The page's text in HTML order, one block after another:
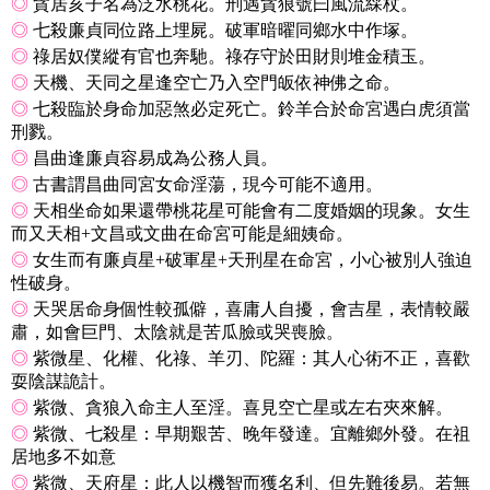
◎ 七殺廉貞同位路上埋屍。破軍暗曜同鄉水中作塚。
◎ 祿居奴僕縱有官也奔馳。祿存守於田財則堆金積玉。
◎ 天機、天同之星逢空亡乃入空門皈依神佛之命。
◎ 七殺臨於身命加惡煞必定死亡。鈴羊合於命宮遇白虎須當
刑戮。
◎ 昌曲逢廉貞容易成為公務人員。
◎ 古書謂昌曲同宮女命淫蕩，現今可能不適用。
◎ 天相坐命如果還帶桃花星可能會有二度婚姻的現象。女生
而又天相+文昌或文曲在命宮可能是細姨命。
◎ 女生而有廉貞星+破軍星+天刑星在命宮 ，小心被別人強迫
性破身。
◎ 天哭居命身個性較孤僻，喜庸人自擾，會吉星，表情較嚴
肅，如會巨門、太陰就是苦瓜臉或哭喪臉。
◎ 紫微星、化權、化祿、羊刃、陀羅：其人心術不正，喜歡
耍陰謀詭計。
◎ 紫微、貪狼入命主人至淫。喜見空亡星或左右夾來解。
◎ 紫微、七殺星：早期艱苦、晚年發達。宜離鄉外發。在祖
居地多不如意
◎ 紫微、天府星：此人以機智而獲名利、但先難後易。若無